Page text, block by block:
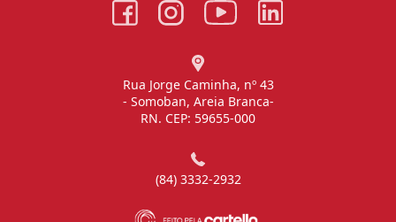
Rua Jorge Caminha, nº 43
- Somoban, Areia Branca-
RN. CEP: 59655-000
(84) 3332-2932